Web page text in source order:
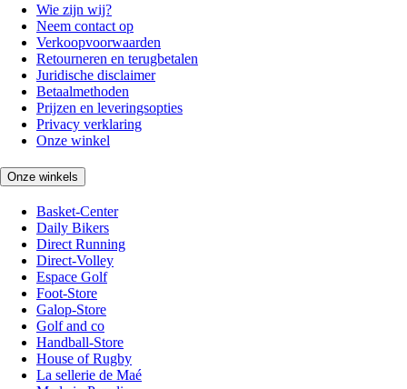
Wie zijn wij?
Neem contact op
Verkoopvoorwaarden
Retourneren en terugbetalen
Juridische disclaimer
Betaalmethoden
Prijzen en leveringsopties
Privacy verklaring
Onze winkel
Onze winkels
Basket-Center
Daily Bikers
Direct Running
Direct-Volley
Espace Golf
Foot-Store
Galop-Store
Golf and co
Handball-Store
House of Rugby
La sellerie de Maé